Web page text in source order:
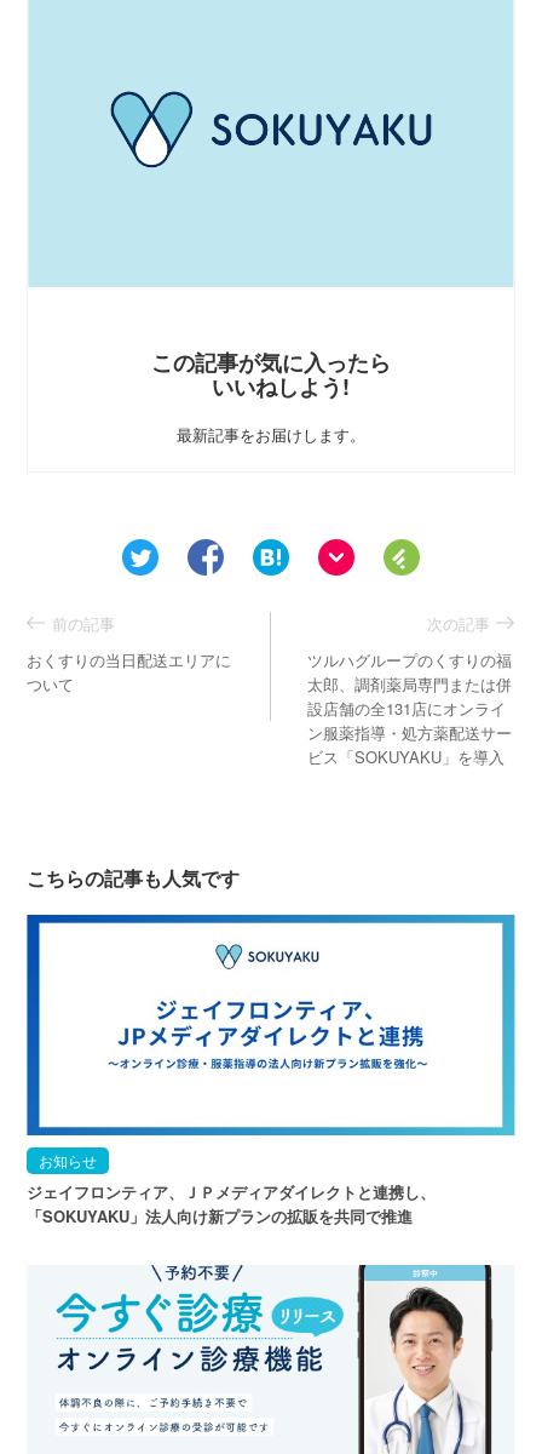
この記事が気に入ったら
いいねしよう!
最新記事をお届けします。
前の記事
おくすりの当日配送エリアに
ついて
次の記事
ツルハグループのくすりの福
太郎、調剤薬局専門または併
設店舗の全131店にオンライ
ン服薬指導・処方薬配送サー
ビス「SOKUYAKU」を導入
こちらの記事も人気です
お知らせ
ジェイフロンティア、ＪＰメディアダイレクトと連携し、
「SOKUYAKU」法人向け新プランの拡販を共同で推進